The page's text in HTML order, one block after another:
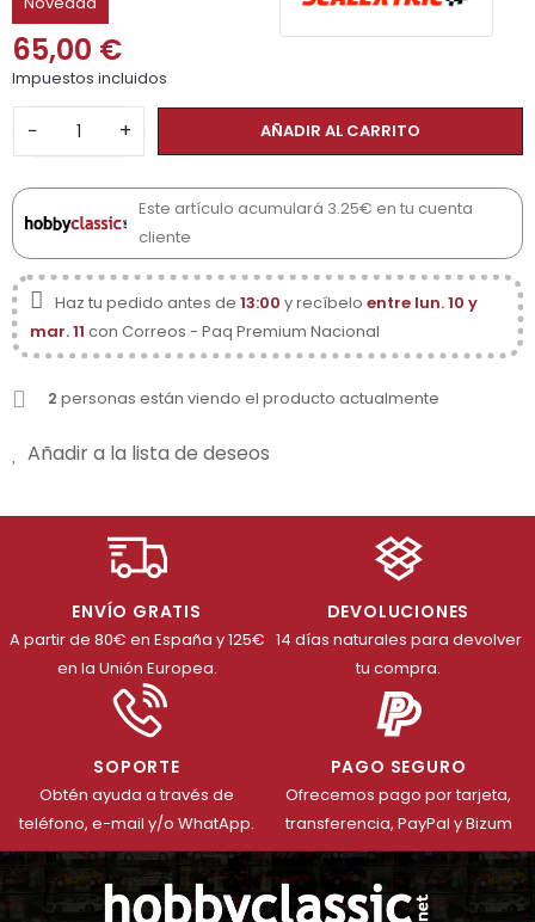
65,00 €
Impuestos incluidos
− + AÑADIR AL CARRITO
Este artículo acumulará 3.25€ en tu cuenta
cliente
Haz tu pedido antes de 13:00 y recíbelo entre lun. 10 y
mar. 11 con Correos - Paq Premium Nacional
2 personas están viendo el producto actualmente
Añadir a la lista de deseos
ENVÍO GRATIS
A partir de 80€ en España y 125€
en la Unión Europea.
DEVOLUCIONES
14 días naturales para devolver
tu compra.
SOPORTE
Obtén ayuda a través de
teléfono, e-mail y/o WhatApp.
PAGO SEGURO
Ofrecemos pago por tarjeta,
transferencia, PayPal y Bizum